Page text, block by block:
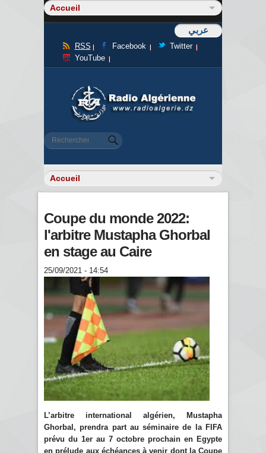
عربي
RSS Facebook
Twitter
YouTube
Formulaire de recherche
Rechercher
Coupe du monde 2022:
l'arbitre Mustapha Ghorbal
en stage au Caire
25/09/2021 - 14:54
L’arbitre international algérien, Mustapha
Ghorbal, prendra part au séminaire de la FIFA
prévu du 1er au 7 octobre prochain en Egypte
en prélude aux échéances à venir dont la Coupe